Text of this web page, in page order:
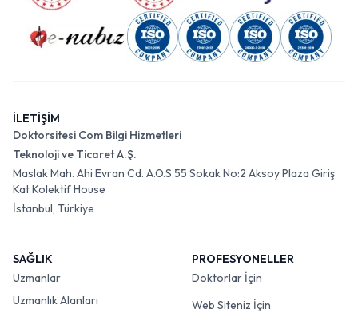
İLETİŞİM
Doktorsitesi Com Bilgi Hizmetleri
Teknoloji ve Ticaret A.Ş.
Maslak Mah. Ahi Evran Cd. A.O.S 55 Sokak No:2 Aksoy Plaza Giriş
Kat Kolektif House
İstanbul, Türkiye
SAĞLIK
Uzmanlar
Uzmanlık Alanları
PROFESYONELLER
Doktorlar İçin
Web Siteniz İçin